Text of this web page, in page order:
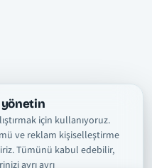
için kullanıyoruz.
ve reklam kişiselleştirme
Tümünü kabul edebilir,